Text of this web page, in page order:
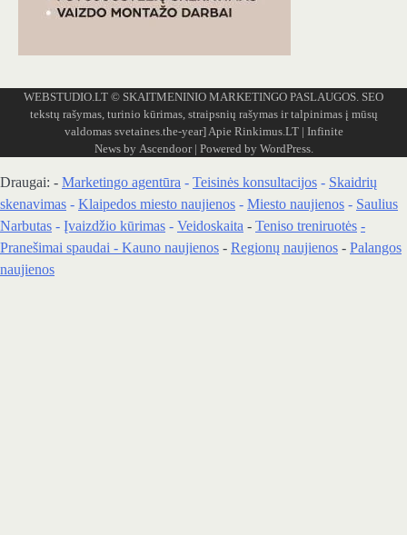
WEBSTUDIO.LT © SKAITMENINIO MARKETINGO PASLAUGOS. SEO
tekstų rašymas, turinio kūrimas, straipsnių rašymas ir talpinimas į mūsų
valdomas svetaines.the-year]Apie Rinkimus.LT| Infinite
News by Ascendoor| Powered by WordPress.
Draugai: - Marketingo agentūra - Teisinės konsultacijos - Skaidrių
skenavimas - Klaipedos miesto naujienos - Miesto naujienos - Saulius
Narbutas - Įvaizdžio kūrimas - Veidoskaita - Teniso treniruotės -
Pranešimai spaudai - Kauno naujienos - Regionų naujienos - Palangos
naujienos